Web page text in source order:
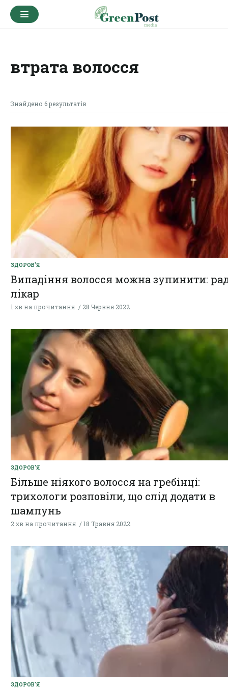
втрата волосся
Знайдено 6 результатів
ЗДОРОВ'Я
Випадіння волосся можна зупинити:
лікар
1 хв на прочитання 28 Червня 2022
ЗДОРОВ'Я
Більше ніякого волосся на гребінці:
трихологи розповіли, що слід додати в
шампунь
2 хв на прочитання 18 Травня 2022
ЗДОРОВ'Я